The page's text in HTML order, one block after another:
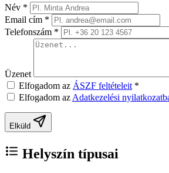
Név *
Email cím *
Telefonszám *
Üzenet
Elfogadom az ÁSZF feltételeit *
Elfogadom az Adatkezelési
Elküld
Helyszín típusai